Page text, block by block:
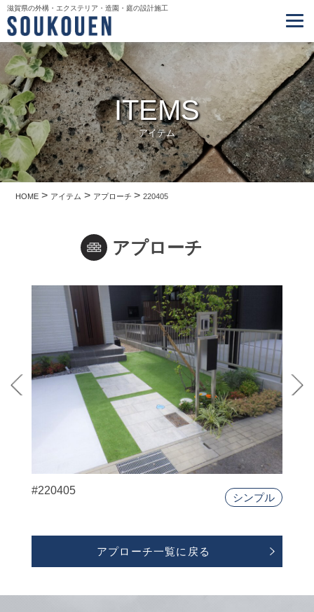
滋賀県の外構・エクステリア・造園・庭の設計施工
ITEMS
アイテム
HOME > アイテム > アプローチ>220405
アプローチ
#220405
シンプル
アプローチ一覧に戻る